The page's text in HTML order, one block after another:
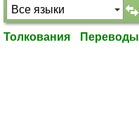
Толкования Переводы